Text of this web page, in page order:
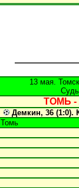
13 мая.
ТОМЬ -
Демкин, 36 (1:0).
Томь